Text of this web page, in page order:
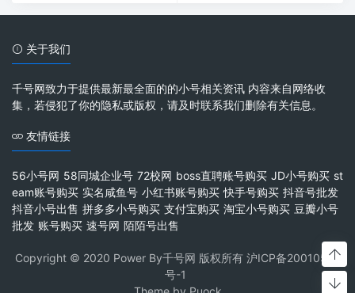
关于我们
千号网致力于提供最新最全面的的小号相关资讯 内容来自网络收
集，若侵犯了你的隐私或版权，请及时联系我们删除有关信息。
友情链接
56小号网 58同城企业号 72校网 boss直聘账号购买 JD小号购买 st
eam账号购买 实名咸鱼号 小红书账号购买 快手号购买 抖音号批发
抖音小号出售 拼多多小号购买 支付宝购买 淘宝小号购买 豆瓣小号
批发 账号购买 速号网 陌陌号出售
Copyright © 2020 Power By千号网 版权所有 沪ICP备20010537
号-1